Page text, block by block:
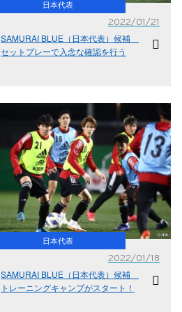
日本代表
2022/01/21
SAMURAI BLUE（日本代表）候補
セットプレーで入念な確認を行う
日本代表
2022/01/18
SAMURAI BLUE（日本代表）候補
トレーニングキャンプがスタート！